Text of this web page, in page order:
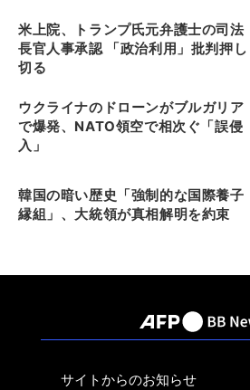
米上院、トランプ氏元弁護士の司法
長官人事承認 「政治利用」批判押し
切る
ウクライナのドローンがブルガリア
で爆発、NATO領空で相次ぐ「誤侵
入」
韓国の暗い歴史「強制的な国際養子
縁組」、大統領が真相解明を約束
サイトからのお知らせ